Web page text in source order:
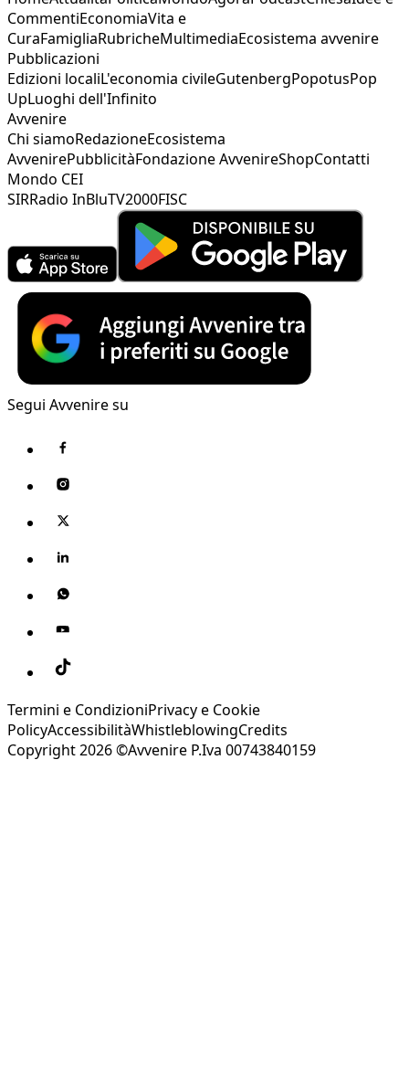
CommentiEconomiaVita e
CuraFamigliaRubricheMultimediaEcosistema avvenire
Pubblicazioni
Edizioni localiL'economia civileGutenbergPopotusPop
UpLuoghi dell'Infinito
Avvenire
Chi siamoRedazioneEcosistema
AvvenirePubblicitàFondazione AvvenireShopContatti
Mondo CEI
SIRRadio InBluTV2000FISC
Segui Avvenire su
Termini e CondizioniPrivacy e Cookie
PolicyAccessibilitàWhistleblowingCredits
Copyright 2026 ©Avvenire P.Iva 00743840159